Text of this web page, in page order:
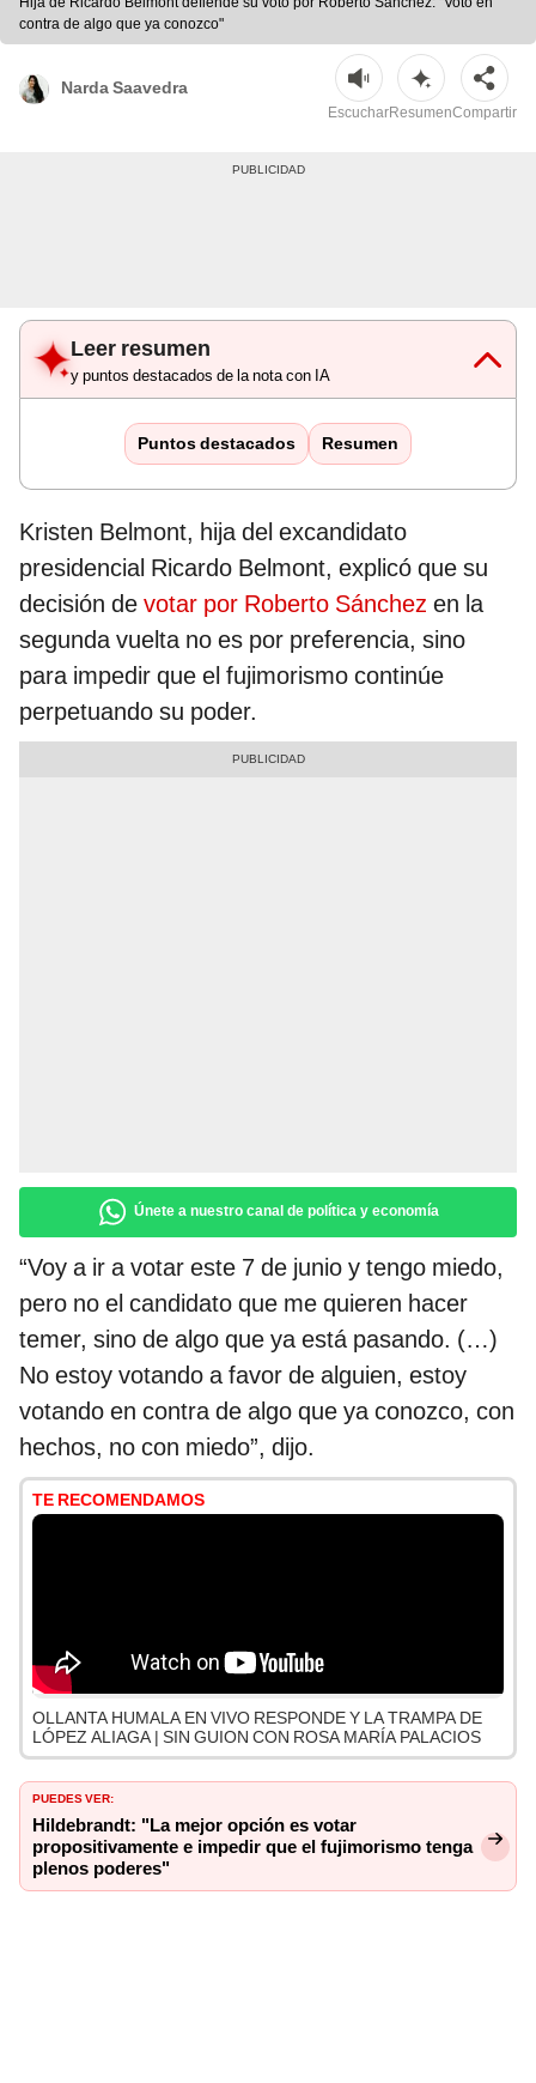
contra de algo que ya conozco"
Narda Saavedra
EscucharResumenCompartir
Leer resumen
y puntos destacados de la nota con IA
Puntos destacados Resumen
Kristen Belmont, hija del excandidato
presidencial Ricardo Belmont, explicó que su
decisión de votar por Roberto Sánchez en la
segunda vuelta no es por preferencia, sino
para impedir que el fujimorismo continúe
perpetuando su poder.
Únete a nuestro canal de política y economía
“Voy a ir a votar este 7 de junio y tengo miedo,
pero no el candidato que me quieren hacer
temer, sino de algo que ya está pasando. (…)
No estoy votando a favor de alguien, estoy
votando en contra de algo que ya conozco, con
hechos, no con miedo”, dijo.
TE RECOMENDAMOS
OLLANTA HUMALA EN VIVO RESPONDE Y LA TRAMPA DE
LÓPEZ ALIAGA | SIN GUION CON ROSA MARÍA PALACIOS
PUEDES VER:
Hildebrandt: "La mejor opción es votar
propositivamente e impedir que el fujimorismo tenga
plenos poderes"